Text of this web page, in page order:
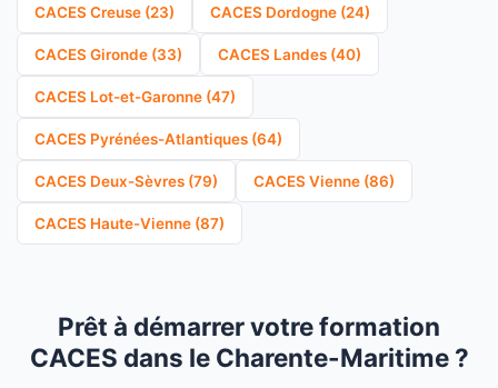
CACES Creuse (23) CACES Dordogne (24)
CACES Gironde (33) CACES Landes (40)
CACES Lot-et-Garonne (47)
CACES Pyrénées-Atlantiques (64)
CACES Deux-Sèvres (79) CACES Vienne (86)
CACES Haute-Vienne (87)
Prêt à démarrer votre formation
CACES dans le Charente-Maritime ?